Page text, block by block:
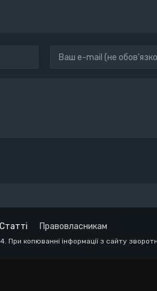
Статті Правовласникам
При копюванні інформації з сайту